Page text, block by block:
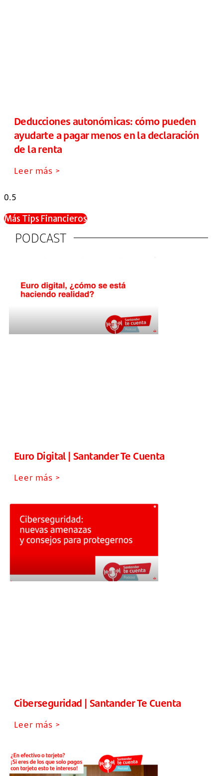
Deducciones autonómicas: cómo pueden
ayudarte a pagar menos en la declaración
de la renta
Leer más >
Más Tips Financieros
PODCAST
Euro Digital | Santander Te Cuenta
Leer más >
Ciberseguridad | Santander Te Cuenta
Leer más >